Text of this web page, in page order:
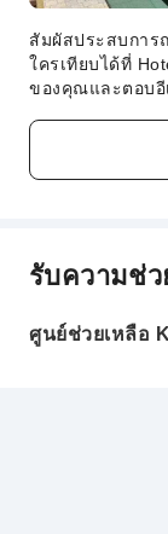
สัมผัสประสบการ
ใครเทียบได้ที่
ของคุณและตอบอี
จอดรถสำหรับผู้
ใฟ้ผู้เข้าพัก เช่น
ใช้เวลาพักผ่อนใ
ห้ามสูบบุหรี่โดย
ต้องการสูบบุหรี่
ตกแต่งอย่างพิถีพิ
Mare ด้วยอาหา
รสหลากหลายรา
รับความช่ว
ศูนย์ช่วยเหลือ